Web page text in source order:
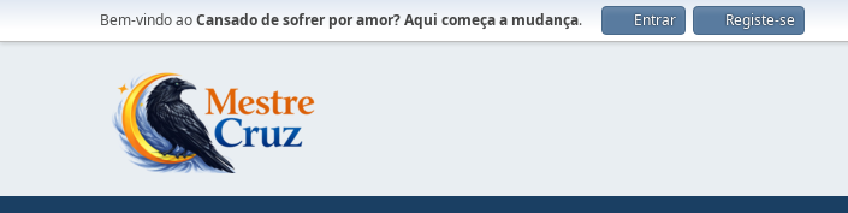
Bem-vindo aoCansado de sofrer por amor? Aqui começa a mudança. Entrar Registe-se